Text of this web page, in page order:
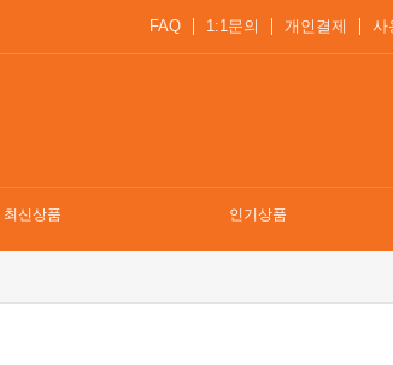
FAQ 1:1문의 개인결제 사
최신상품 인기상품